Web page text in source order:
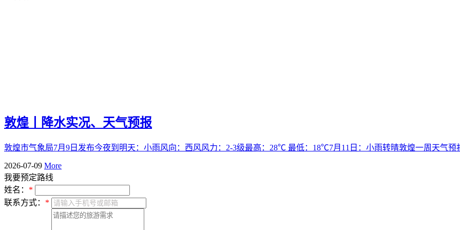
敦煌丨降水实况、天气预报
敦煌市气象局7月9日发布今夜到明天：小雨风向：西风风力：2-3级最高：28℃ 最低：18℃7月11日：小雨转晴敦煌一周天气预
2026-07-09 More
我要预定路线
姓名： *
联系方式： *